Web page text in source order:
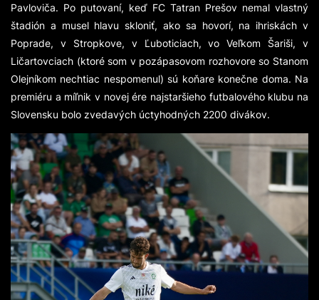
Pavloviča. Po putovaní, keď FC Tatran Prešov nemal vlastný
štadión a musel hlavu skloniť, ako sa hovorí, na ihriskách v
Poprade, v Stropkove, v Ľuboticiach, vo Veľkom Šariši, v
Ličartovciach (ktoré som v pozápasovom rozhovore so Stanom
Olejníkom nechtiac nespomenul) sú koňare konečne doma. Na
premiéru a míľnik v novej ére najstaršieho futbalového klubu na
Slovensku bolo zvedavých úctyhodných 2200 divákov.